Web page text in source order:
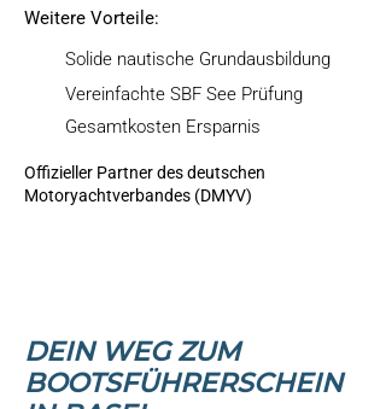
Weitere Vorteile:
Solide nautische Grundausbildung
Vereinfachte SBF See Prüfung
Gesamtkosten Ersparnis
Offizieller Partner des deutschen
Motoryachtverbandes (DMYV)
DEIN WEG ZUM
BOOTSFÜHRERSCHEIN